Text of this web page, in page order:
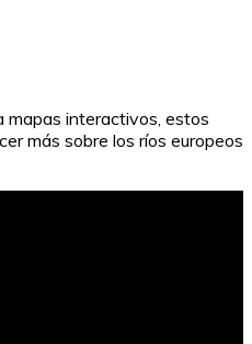
mapas interactivos, estos
más sobre los ríos europeos